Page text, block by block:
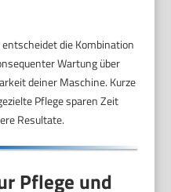
die Kombination
Wartung über
deiner Maschine. Kurze
Pflege sparen Zeit
Resultate.
Pflege und